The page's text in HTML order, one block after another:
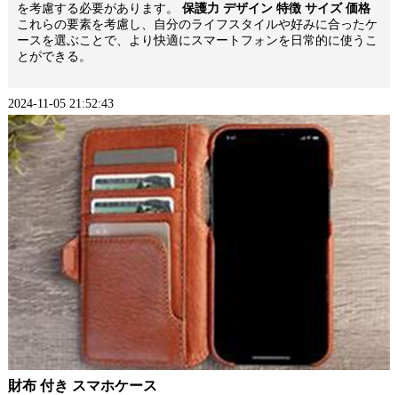
を考慮する必要があります。 保護力 デザイン 特徴 サイズ 価格
これらの要素を考慮し、自分のライフスタイルや好みに合ったケ
ースを選ぶことで、より快適にスマートフォンを日常的に使うこ
とができる。
2024-11-05 21:52:43
財布 付き スマホケース